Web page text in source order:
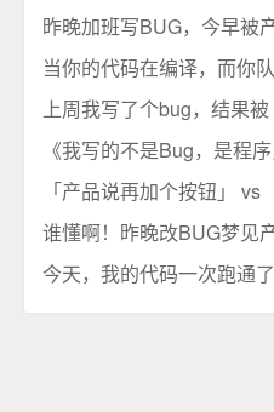
当你的代码在编译，而你
《我写的不是Bug，是程